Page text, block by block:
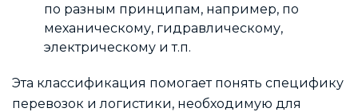
по разным принципам, например, по
механическому, гидравлическому,
электрическому и т.п.
Эта классификация помогает понять специфику
перевозок и логистики, необходимую для